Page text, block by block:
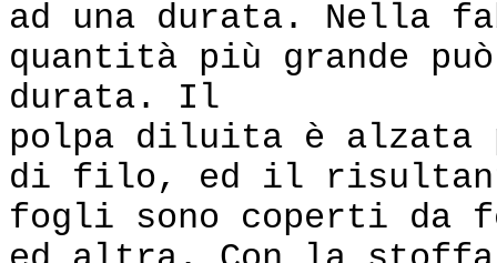
ad una durata. Nella
quantità più grande
durata. Il
polpa diluita è alzata
di filo, ed il
fogli sono coperti da